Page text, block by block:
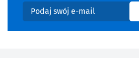
Podaj swój e-mail